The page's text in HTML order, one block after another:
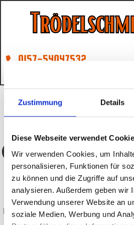
Zustimmung Details
Diese Webseite verwendet
Wir verwenden Cookies, um
personalisieren, Funktionen für
zu können und die Zugriffe auf
analysieren. Außerdem geben wir
Verwendung unserer Website an
soziale Medien, Werbung und
0157-54047532
Großes
an
Hier bahnt sich etwas Großes an!